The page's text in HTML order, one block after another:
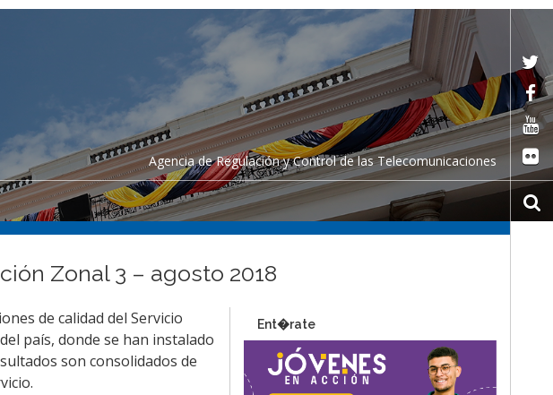
Agencia de Regulación y Control de las Telecomunicaciones
Zonal 3 – agosto 2018
de calidad del Servicio
país, donde se han instalado
son consolidados de
Ent�rate